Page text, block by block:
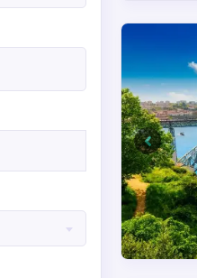
Previous